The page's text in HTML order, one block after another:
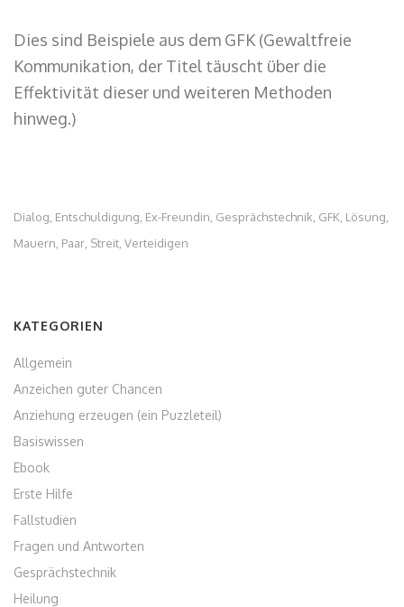
Dies sind Beispiele aus dem GFK (Gewaltfreie
Kommunikation, der Titel täuscht über die
Effektivität dieser und weiteren Methoden
hinweg.)
Dialog, Entschuldigung, Ex-Freundin, Gesprächstechnik, GFK, Lösung,
Mauern, Paar, Streit, Verteidigen
KATEGORIEN
Allgemein
Anzeichen guter Chancen
Anziehung erzeugen (ein Puzzleteil)
Basiswissen
Ebook
Erste Hilfe
Fallstudien
Fragen und Antworten
Gesprächstechnik
Heilung